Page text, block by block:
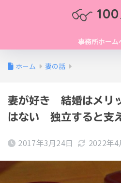
100
事務所ホーム
ホーム 妻の話
妻が好き 結婚はメリ
はない 独立すると支
2017年3月24日 2022年4